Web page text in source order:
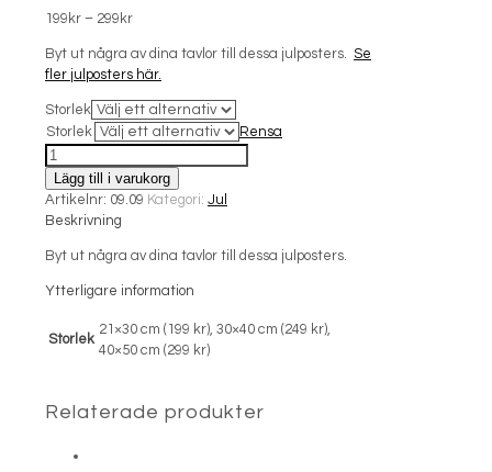
199 kr – 299 krPrisintervall:
till
299kr
Byt ut några av dina tavlor till dessa julposters. Se
fler julposters här.
Storlek
Storlek
Rensa
Julgran
sketch
mängd
Lägg till i varukorg
Artikelnr: 09.09 Kategori: Jul
Beskrivning
Byt ut några av dina tavlor till dessa julposters.
Ytterligare information
Storlek
21×30 cm (199 kr), 30×40 cm (249 kr),
40×50 cm (299 kr)
Relaterade produkter